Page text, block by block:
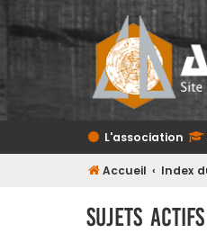
L'association
Accueil Index
Sujets actifs